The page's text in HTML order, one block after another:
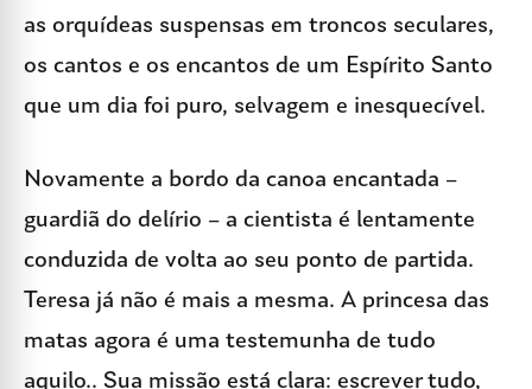
as orquídeas suspensas em troncos seculares,
os cantos e os encantos de um Espírito Santo
que um dia foi puro, selvagem e inesquecível.
Novamente a bordo da canoa encantada –
guardiã do delírio – a cientista é lentamente
conduzida de volta ao seu ponto de partida.
Teresa já não é mais a mesma. A princesa das
matas agora é uma testemunha de tudo
aquilo.. Sua missão está clara: escrever tudo,